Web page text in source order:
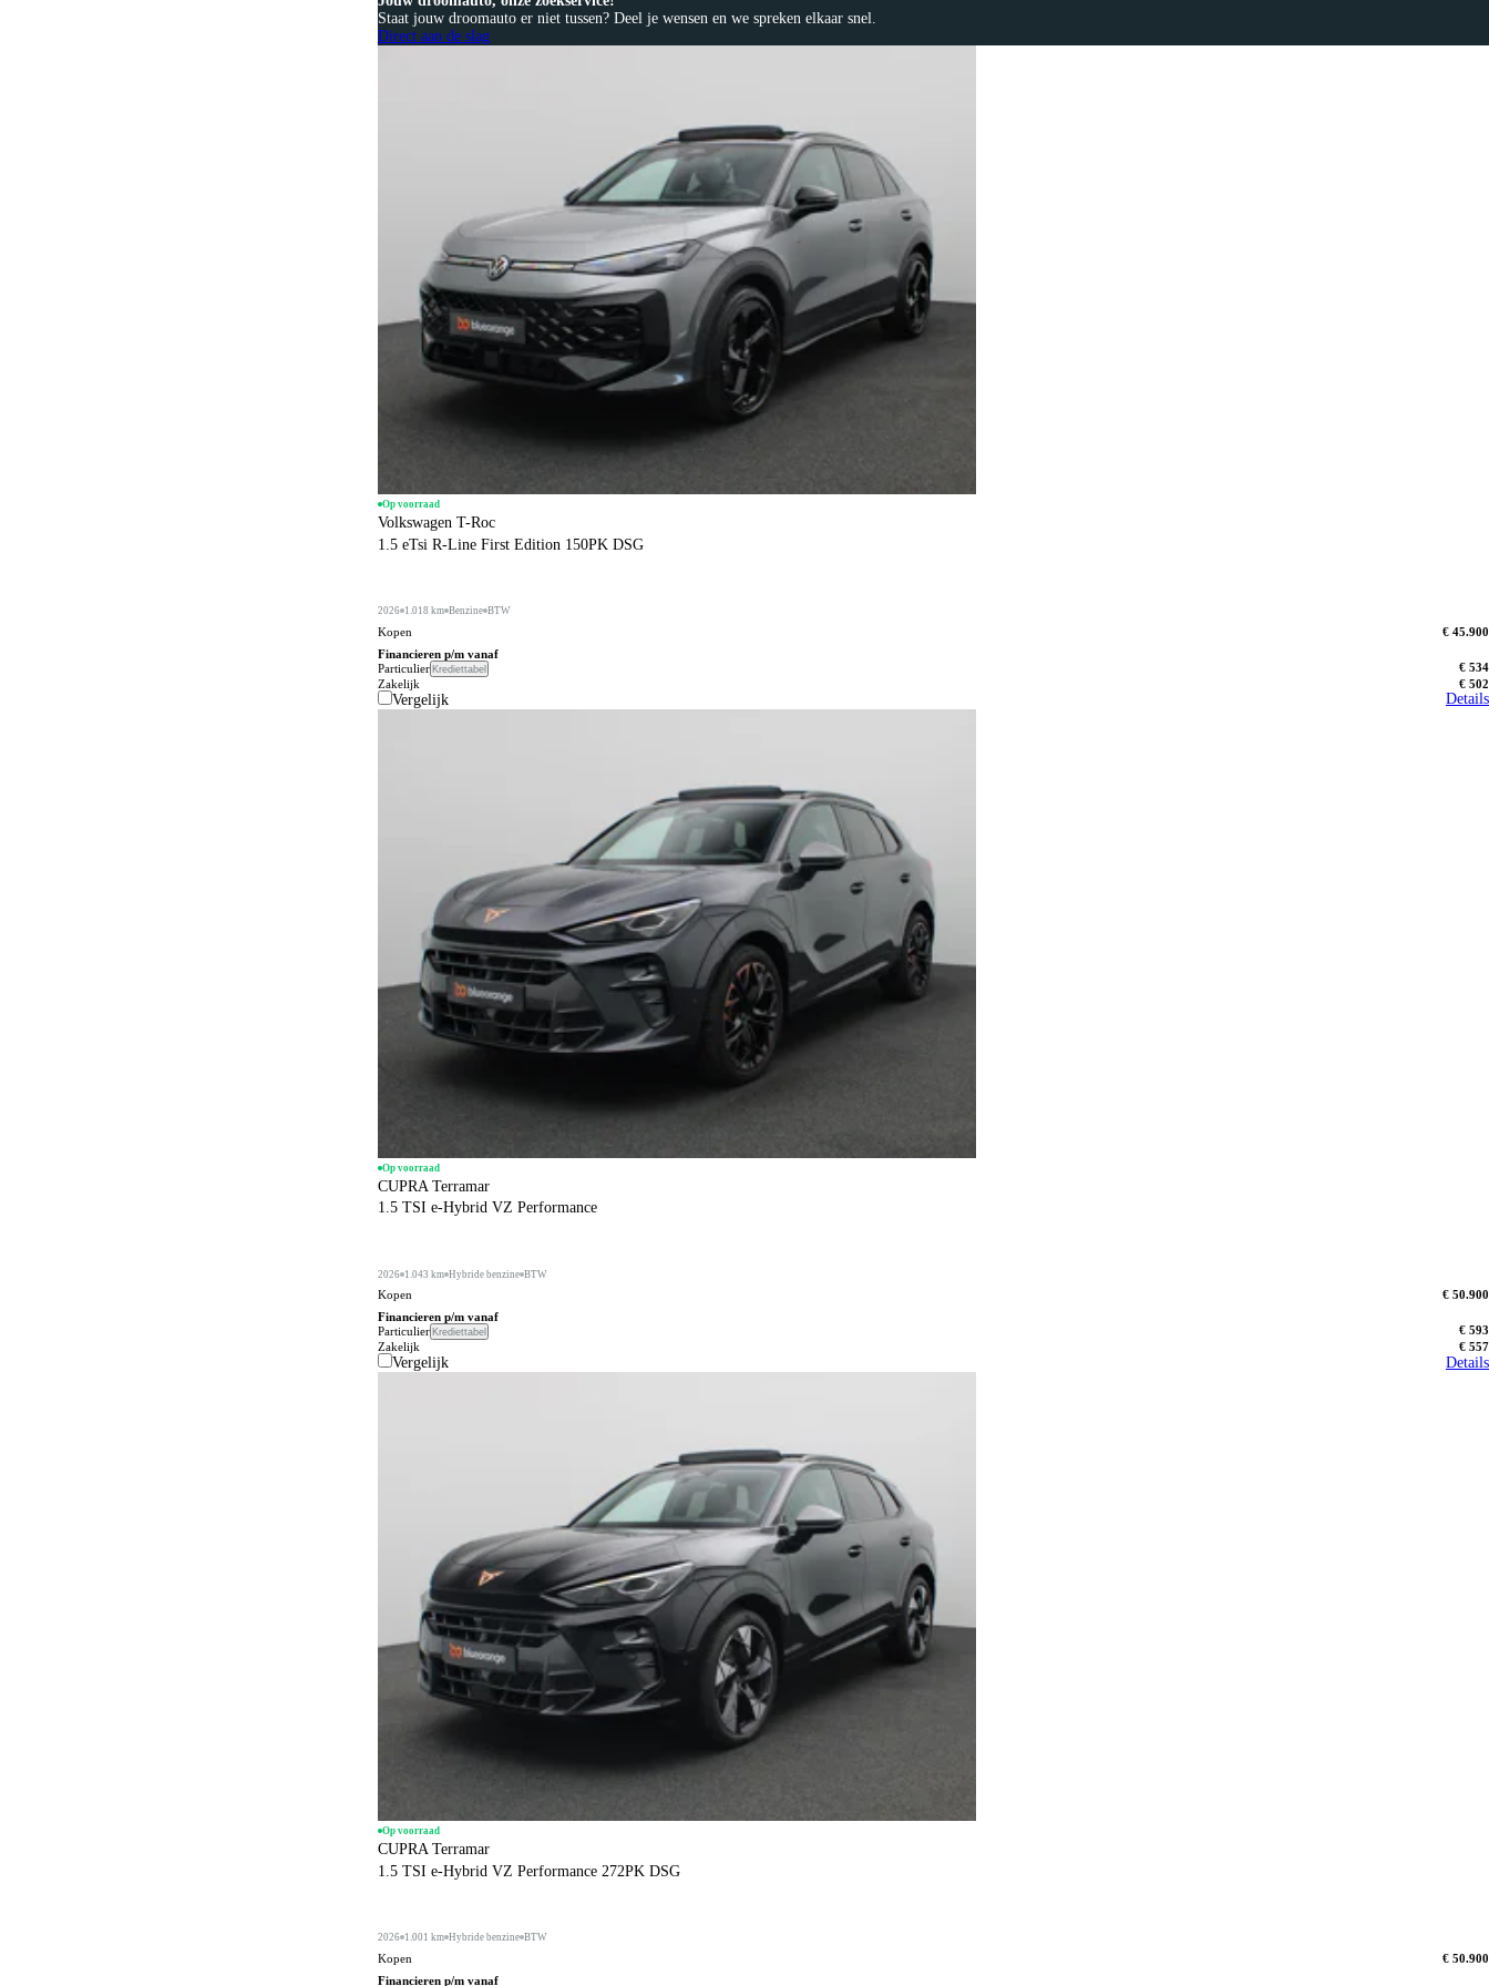
Staat jouw droomauto er niet tussen? Deel je wensen en we spreken elkaar snel.
Direct aan de slag
Op voorraad
Volkswagen T-Roc
1.5 eTsi R-Line First Edition 150PK DSG
2026 1.018 km Benzine BTW
Kopen
€ 45.900
Financieren p/m vanaf
ParticulierKrediettabel
€ 534
Zakelijk
€ 502
Vergelijk Details
Op voorraad
CUPRA Terramar
1.5 TSI e-Hybrid VZ Performance
2026 1.043 km Hybride benzine BTW
Kopen
€ 50.900
Financieren p/m vanaf
ParticulierKrediettabel
€ 593
Zakelijk
€ 557
Vergelijk Details
Op voorraad
CUPRA Terramar
1.5 TSI e-Hybrid VZ Performance 272PK DSG
2026 1.001 km Hybride benzine BTW
Kopen
€ 50.900
Financieren p/m vanaf